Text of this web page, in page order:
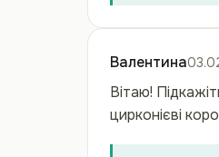
Валентина
Вітаю!
цирконієві